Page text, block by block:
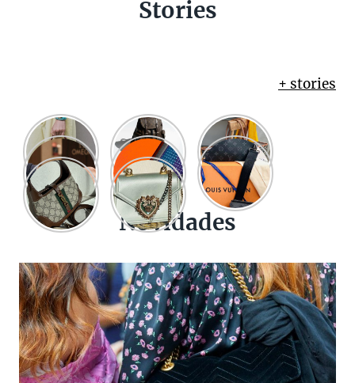
Stories
+ stories
Novidades